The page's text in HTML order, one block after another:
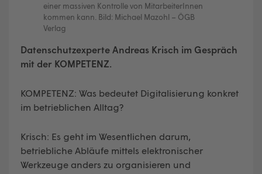
einer massiven Kontrolle von MitarbeiterInnen
kommen kann. Bild: Michael Mazohl – ÖGB
Verlag
Datenschutzexperte Andreas Krisch im Gespräch
mit der KOMPETENZ.
KOMPETENZ: Was bedeutet Digitalisierung konkret
im betrieblichen Alltag?
Krisch: Es geht im Wesentlichen darum,
betriebliche Abläufe mittels elektronischer
Werkzeuge anders zu organisieren und